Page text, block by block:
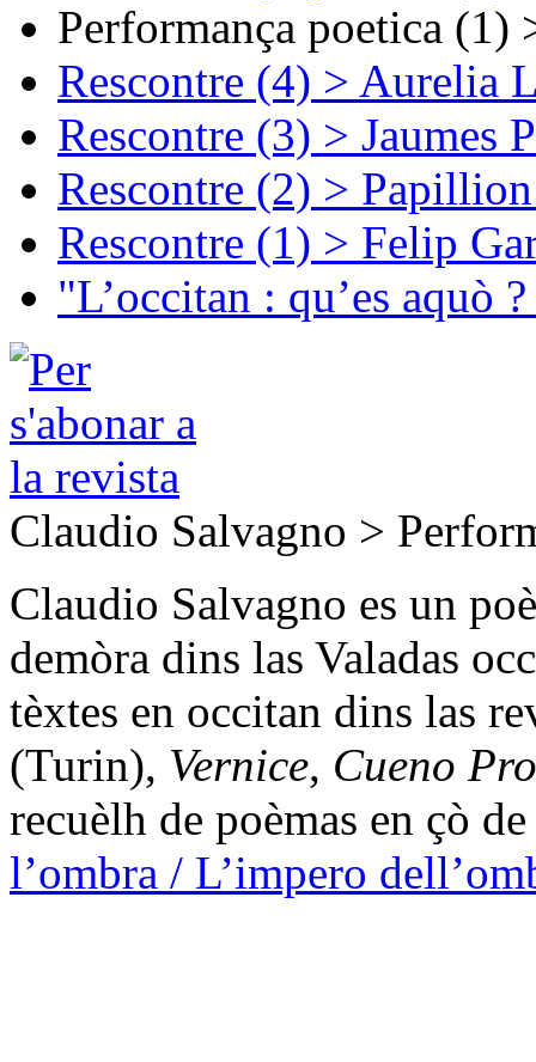
Performança poetica (1)
Rescontre (4) > Aurelia
Rescontre (3) > Jaumes
Rescontre (2) >
Rescontre (1) > Felip
"L’occitan : qu’es aquò
Claudio Salvagno >
Claudio Salvagno es un
demòra dins las Valadas
tèxtes en occitan dins las
(Turin), Vernice, Cueno
recuèlh de poèmas en çò
l’ombra / L’impero